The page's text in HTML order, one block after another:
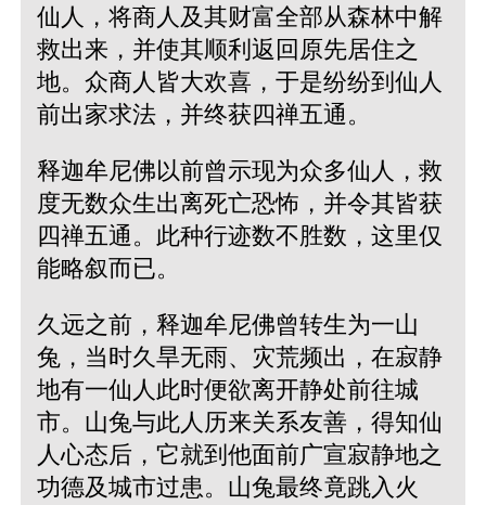
仙人，将商人及其财富全部从森林中解
救出来，并使其顺利返回原先居住之
地。众商人皆大欢喜，于是纷纷到仙人
前出家求法，并终获四禅五通。
释迦牟尼佛以前曾示现为众多仙人，救
度无数众生出离死亡恐怖，并令其皆获
四禅五通。此种行迹数不胜数，这里仅
能略叙而已。
久远之前，释迦牟尼佛曾转生为一山
兔，当时久旱无雨、灾荒频出，在寂静
地有一仙人此时便欲离开静处前往城
市。山兔与此人历来关系友善，得知仙
人心态后，它就到他面前广宣寂静地之
功德及城市过患。山兔最终竟跳入火